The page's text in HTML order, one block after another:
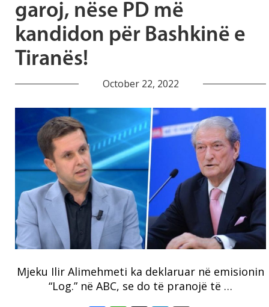
garoj, nëse PD më
kandidon për Bashkinë e
Tiranës!
October 22, 2022
Mjeku Ilir Alimehmeti ka deklaruar në emisionin
“Log.” në ABC, se do të pranojë të …